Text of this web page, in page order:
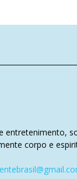
entretenimento,
corpo e